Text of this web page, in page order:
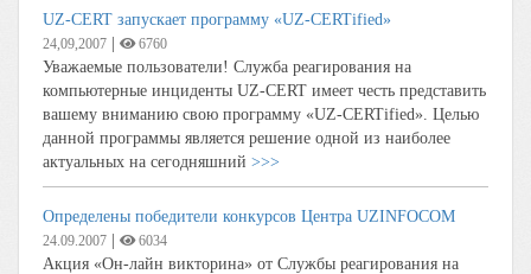
UZ-CERT запускает программу «UZ-CERTified»
24,09,2007 6760
Уважаемые пользователи! Служба реагирования на
компьютерные инциденты UZ-CERT имеет честь представить
вашему вниманию свою программу «UZ-CERTified». Целью
данной программы является решение одной из наиболее
актуальных на сегодняшний >>>
Определены победители конкурсов Центра UZINFOCOM
24.09.2007 6034
Акция «Он-лайн викторина» от Службы реагирования на